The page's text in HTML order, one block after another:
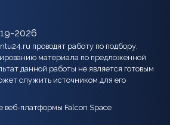
2026
проводят работу по подбору,
материала по предложенной
данной работы не является готовым
служить источником для его
веб-платформы Falcon Space